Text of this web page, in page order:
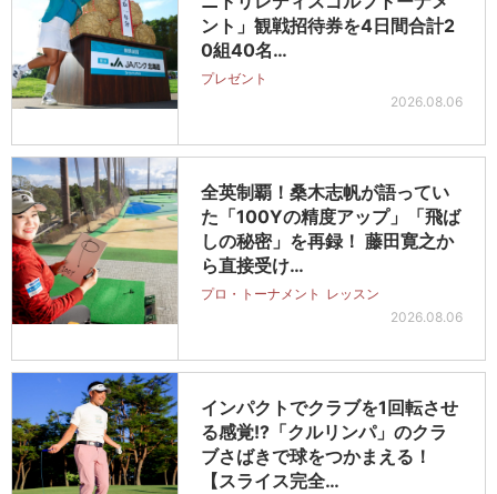
ント」観戦招待券を4日間合計2
0組40名…
プレゼント
2026.08.06
全英制覇！桑木志帆が語ってい
た「100Yの精度アップ」「飛ば
しの秘密」を再録！ 藤田寛之か
ら直接受け…
プロ・トーナメント レッスン
2026.08.06
インパクトでクラブを1回転させ
る感覚!?「クルリンパ」のクラ
ブさばきで球をつかまえる！
【スライス完全…